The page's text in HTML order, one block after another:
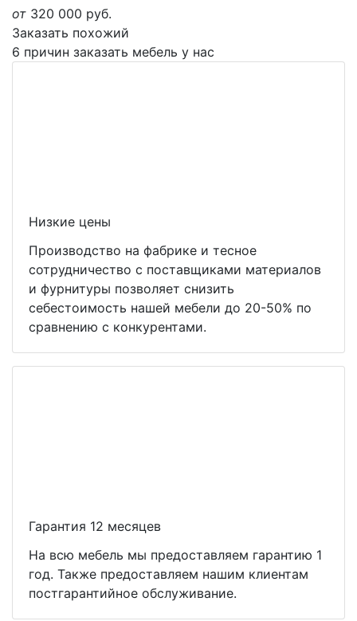
от 320 000 руб.
Заказать похожий
6 причин заказать мебель у нас
Низкие цены
Производство на фабрике и тесное
сотрудничество с поставщиками материалов
и фурнитуры позволяет снизить
себестоимость нашей мебели до 20-50% по
сравнению с конкурентами.
Гарантия 12 месяцев
На всю мебель мы предоставляем гарантию 1
год. Также предоставляем нашим клиентам
постгарантийное обслуживание.